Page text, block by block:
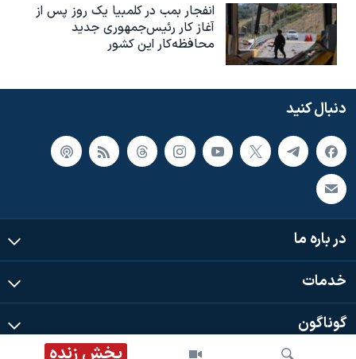
انفجار بمب‌‌ در کلمبیا یک روز پس از
آغاز کار رئیس‌جمهوری جدید
محافظه‌کار این کشور
دنبال کنید
در باره ما
خدمات
گوناگون